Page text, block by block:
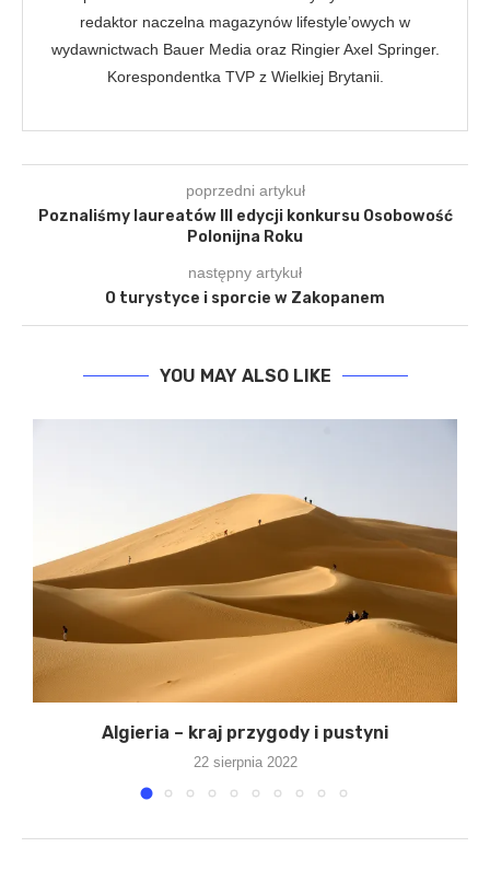
redaktor naczelna magazynów lifestyle’owych w
wydawnictwach Bauer Media oraz Ringier Axel Springer.
Korespondentka TVP z Wielkiej Brytanii.
poprzedni artykuł
Poznaliśmy laureatów III edycji konkursu Osobowość
Polonijna Roku
następny artykuł
O turystyce i sporcie w Zakopanem
YOU MAY ALSO LIKE
Algieria – kraj przygody i pustyni
22 sierpnia 2022